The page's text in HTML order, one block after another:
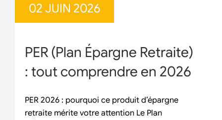
02 JUIN 2026
PER (Plan Épargne Retraite)
: tout comprendre en 2026
PER 2026 : pourquoi ce produit d’épargne
retraite mérite votre attention Le Plan